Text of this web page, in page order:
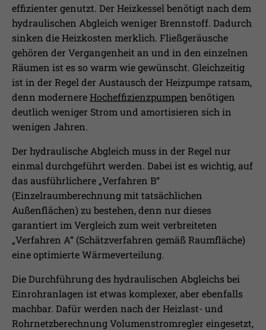
effizienter genutzt. Der Heizkessel benötigt nach dem
hydraulischen Abgleich weniger Brennstoff. Dadurch
sinken die Heizkosten merklich. Fließgeräusche
gehören der Vergangenheit an und in den einzelnen
Räumen ist es so warm wie gewünscht. Gleichzeitig
ist in der Regel der Austausch der Heizpumpe ratsam,
denn modernereHocheffizienzpumpen benötigen
deutlich weniger Strom und amortisieren sich in
wenigen Jahren.
Der hydraulische Abgleich muss in der Regel nur
einmal durchgeführt werden. Dabei ist es wichtig, auf
das ausführlichere „Verfahren B“
(Einzelraumberechnung mit tatsächlichen
Außenflächen) zu bestehen, denn nur dieses
garantiert im Vergleich zum weit verbreiteten
„Verfahren A“ (Schätzverfahren gemäß Raumfläche)
eine optimierte Wärmeverteilung.
Die Durchführung des hydraulischen Abgleichs bei
Einrohranlagen ist etwas komplexer, aber ebenfalls
machbar. Dafür werden nach der Heizlast- und
Rohrnetzberechnung Volumenstromregler eingesetzt,